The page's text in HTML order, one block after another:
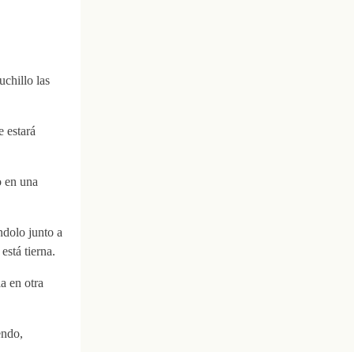
las
estará
en una
junto a
tierna.
en otra